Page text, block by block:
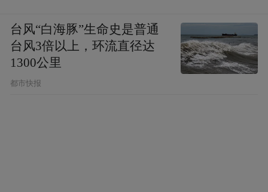
台风“白海豚”生命史是普通
台风3倍以上，环流直径达
1300公里
都市快报